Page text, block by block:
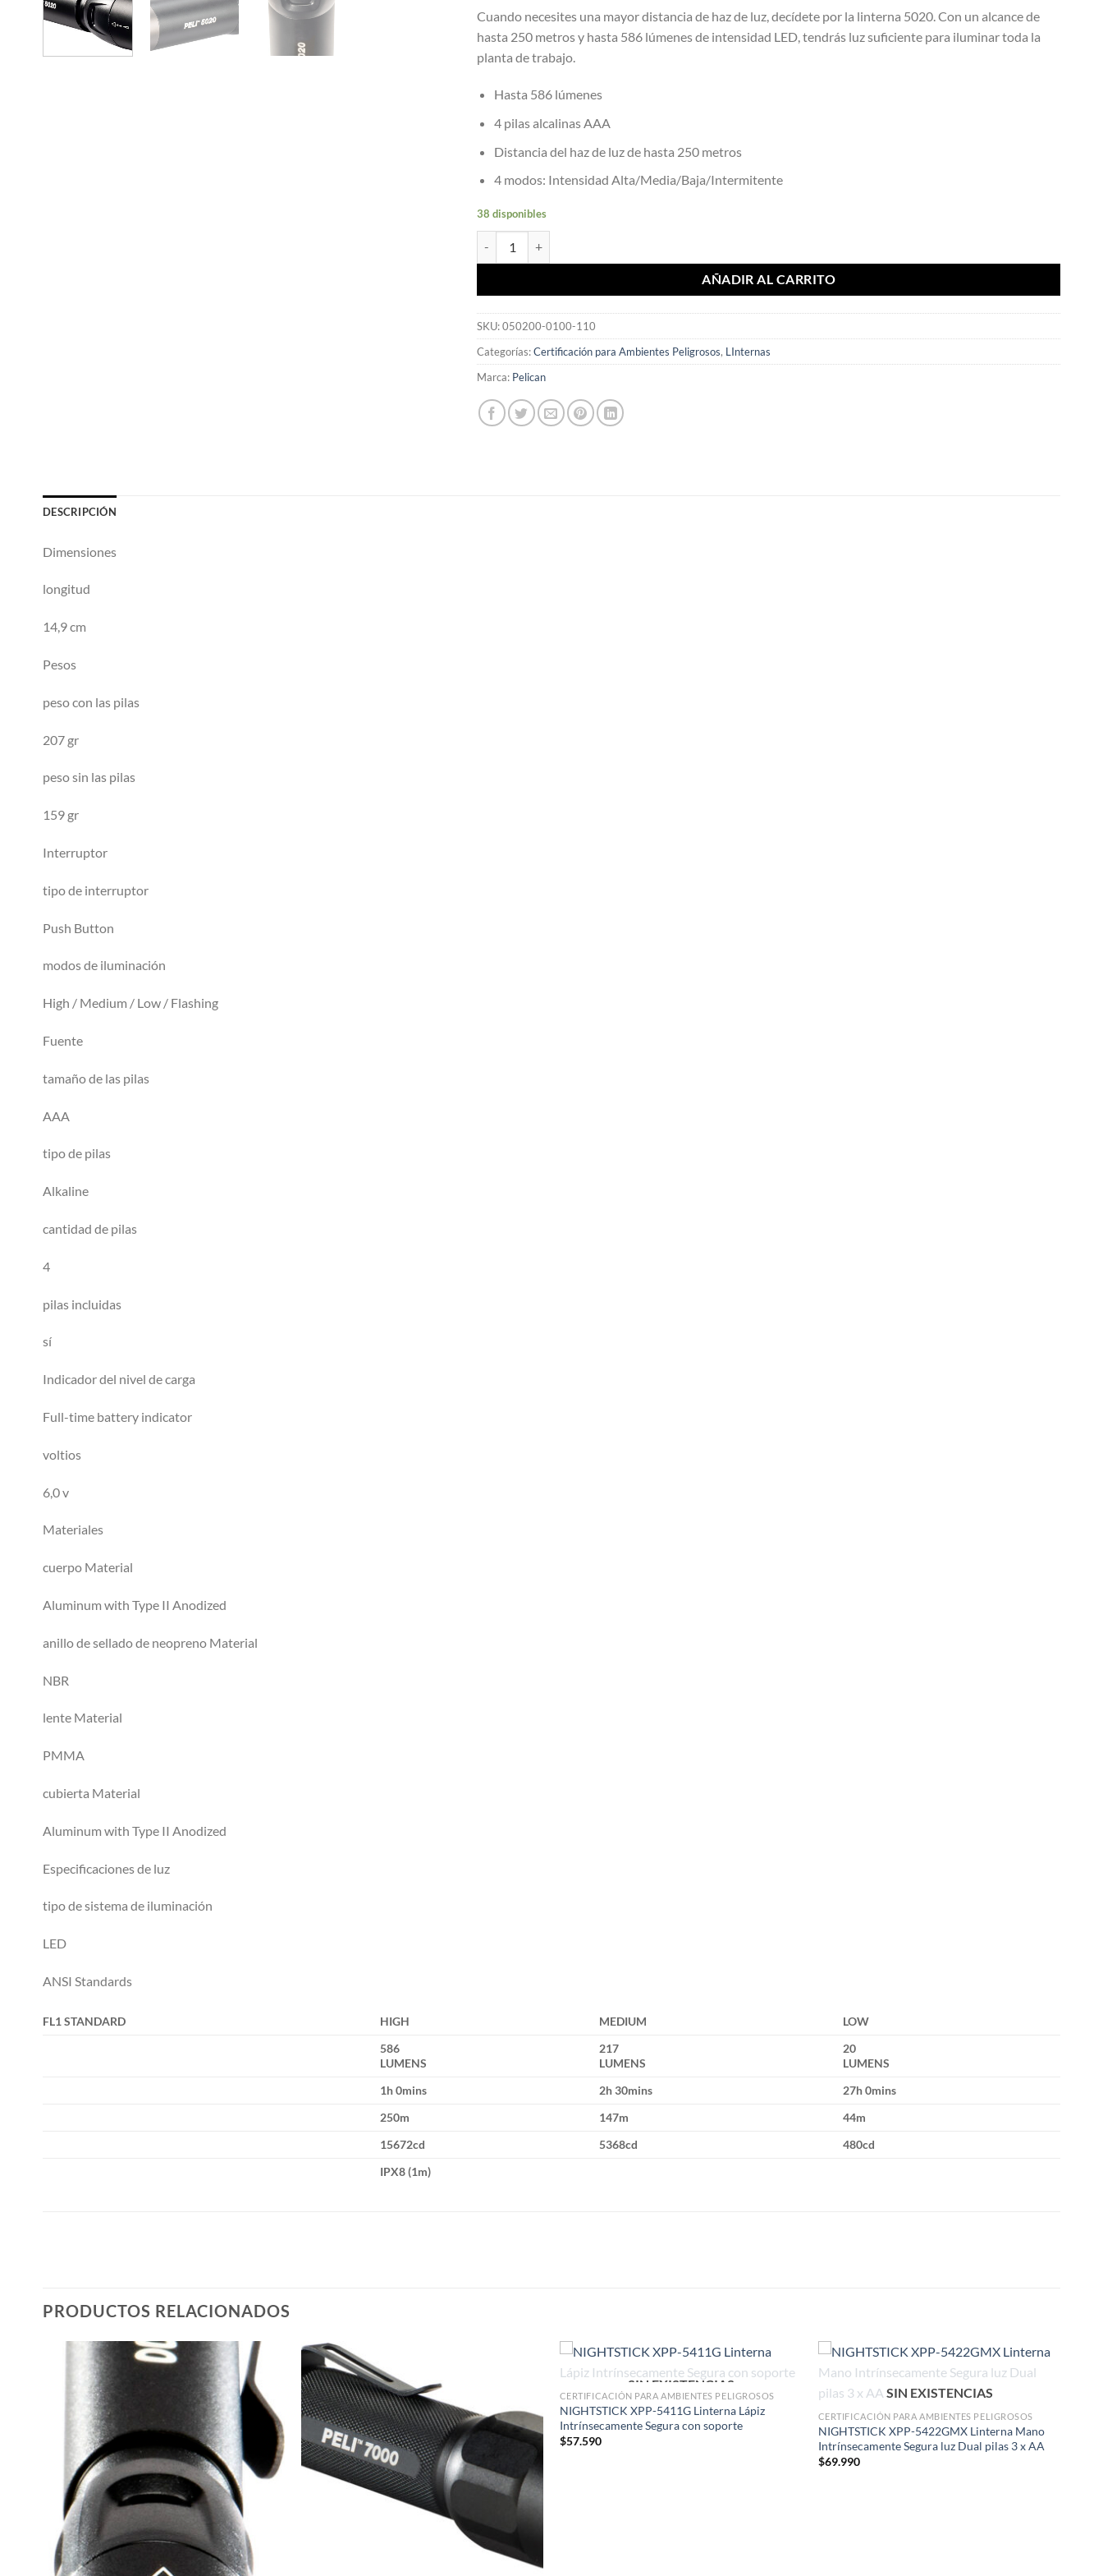
Cuando necesites una mayor distancia de haz de luz, decídete por la linterna 5020. Con un alcance de
hasta 250 metros y hasta 586 lúmenes de intensidad LED, tendrás luz suficiente para iluminar toda la
planta de trabajo.
Hasta 586 lúmenes
4 pilas alcalinas AAA
Distancia del haz de luz de hasta 250 metros
4 modos: Intensidad Alta/Media/Baja/Intermitente
38 disponibles
AÑADIR AL CARRITO
SKU:050200-0100-110
Categorías:Certificación para Ambientes Peligrosos, LInternas
Marca: Pelican
DESCRIPCIÓN
Dimensiones
longitud
14,9 cm
Pesos
peso con las pilas
207 gr
peso sin las pilas
159 gr
Interruptor
tipo de interruptor
Push Button
modos de iluminación
High / Medium / Low / Flashing
Fuente
tamaño de las pilas
AAA
tipo de pilas
Alkaline
cantidad de pilas
4
pilas incluidas
sí
Indicador del nivel de carga
Full-time battery indicator
voltios
6,0 v
Materiales
cuerpo Material
Aluminum with Type II Anodized
anillo de sellado de neopreno Material
NBR
lente Material
PMMA
cubierta Material
Aluminum with Type II Anodized
Especificaciones de luz
tipo de sistema de iluminación
LED
ANSI Standards
FL1 STANDARD HIGH MEDIUM
LOW
586
LUMENS
217
LUMENS
20
LUMENS
1h 0mins
2h 30mins
27h 0mins
250m
147m
44m
15672cd
5368cd
480cd
IPX8 (1m)
PRODUCTOS RELACIONADOS
SIN EXISTENCIAS
CERTIFICACIÓN PARA AMBIENTES PELIGROSOS
NIGHTSTICK XPP-5411G Linterna Lápiz
Intrínsecamente Segura con soporte
$57.590
SIN EXISTENCIAS
CERTIFICACIÓN PARA AMBIENTES PELIGROSOS
NIGHTSTICK XPP-5422GMX Linterna Mano
Intrínsecamente Segura luz Dual pilas 3 x AA
$69.990